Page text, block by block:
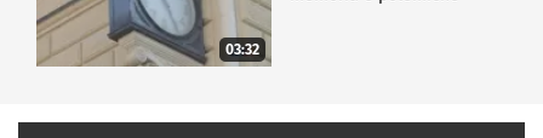
03:32